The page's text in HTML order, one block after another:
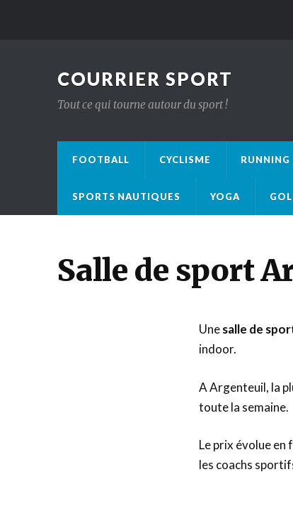
COURRIER SPORT
Tout ce qui tourne autour du sport !
FOOTBALL CYCLISME RUNNING
SPORTS NAUTIQUES YOGA
Salle de sport
Unesalle de
indoor.
A Argenteuil, la
toute la semaine.
Le prix évolue en
les coachs